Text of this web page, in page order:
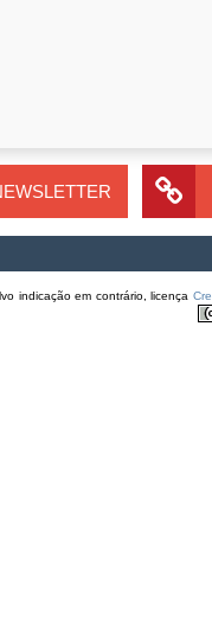
indicação em contrário, licença